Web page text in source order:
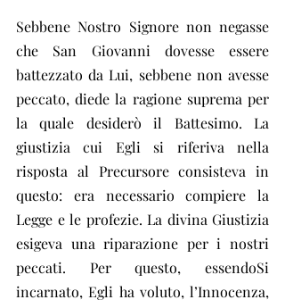
Sebbene Nostro Signore non negasse
che San Giovanni dovesse essere
battezzato da Lui, sebbene non avesse
peccato, diede la ragione suprema per
la quale desiderò il Battesimo. La
giustizia cui Egli si riferiva nella
risposta al Precursore consisteva in
questo: era necessario compiere la
Legge e le profezie. La divina Giustizia
esigeva una riparazione per i nostri
peccati. Per questo, essendoSi
incarnato, Egli ha voluto, l’Innocenza,